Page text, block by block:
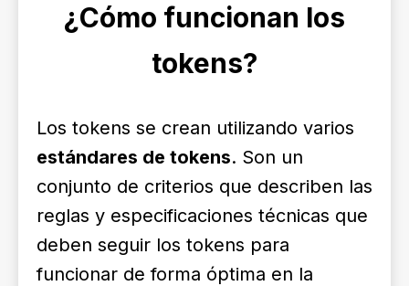
¿Cómo funcionan los
tokens?
Los tokens se crean utilizando varios
estándares de tokens. Son un
conjunto de criterios que describen las
reglas y especificaciones técnicas que
deben seguir los tokens para
funcionar de forma óptima en la